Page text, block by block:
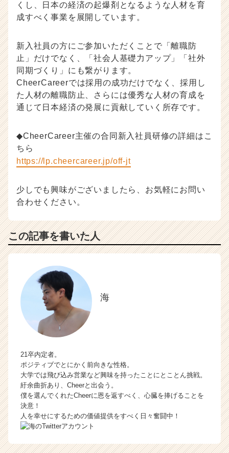
くし、日本の経済の起爆剤となるような人材を育
成すべく事業を展開しています。
新入社員の方にご参加いただくことで「離職防
止」だけでなく、「社会人基礎力アップ」「社外
同期づくり」にも繋がります。
CheerCareerでは採用の成功だけでなく、採用し
た人材の離職防止、さらには優秀な人材の育成を
通じて日本経済の発展に貢献していく所存です。
◆CheerCareer主催の合同新入社員研修の詳細はこ
ちら
https://lp.cheercareer.jp/off-jt
少しでも興味がございましたら、お気軽にお問い
合わせください。
この記事を書いた人
海
21卒内定者。
ポジティブでとにかく前向きな性格。
大学では飛び込み営業など興味を持ったことにとことん挑戦。
紆余曲折あり、Cheerと出会う。
僕を選んでくれたCheerに恩を返すべく、心臓を捧げることを
決意！
人を幸せにするための価値提供をすべく日々奮闘中！